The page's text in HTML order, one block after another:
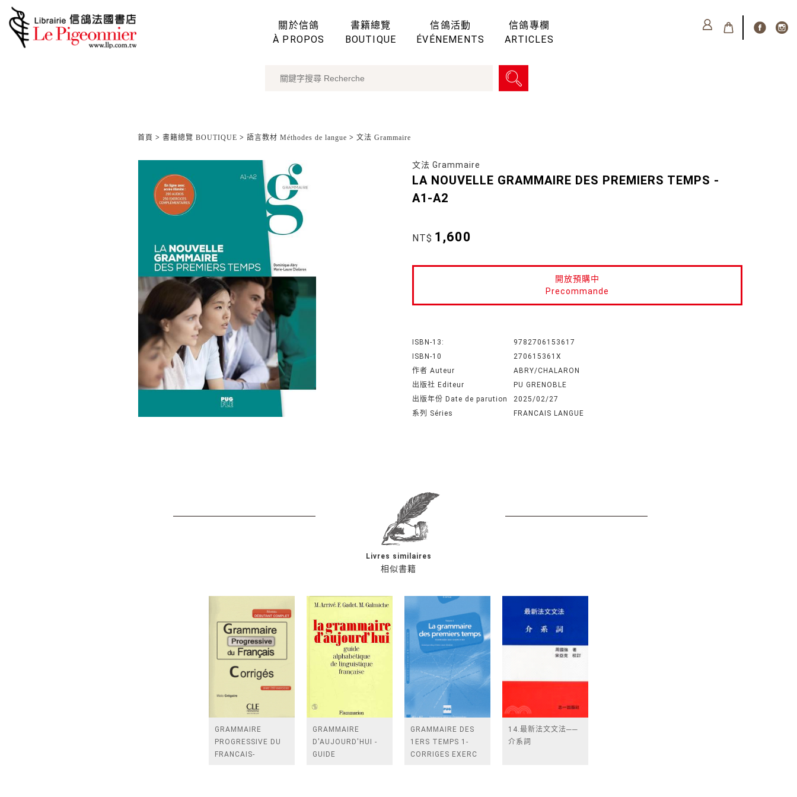
關於信鴿
À PROPOS
書籍總覽
BOUTIQUE
信鴿活動
ÉVÉNEMENTS
信鴿專欄
ARTICLES
首頁 > 書籍總覽 BOUTIQUE > 語言教材 Méthodes de langue > 文法 Grammaire
文法 Grammaire
LA NOUVELLE GRAMMAIRE DES PREMIERS TEMPS -
A1-A2
NT$ 1,600
開放預購中
Precommande
ISBN-13:
9782706153617
ISBN-10
270615361X
作者 Auteur
ABRY/CHALARON
出版社 Editeur
PU GRENOBLE
出版年份 Date de parution
2025/02/27
系列 Séries
FRANCAIS LANGUE
相似書籍
Livres similaires
GRAMMAIRE
PROGRESSIVE DU
FRANCAIS-
GRAMMAIRE
D'AUJOURD'HUI -
GUIDE
GRAMMAIRE DES
1ERS TEMPS 1-
CORRIGES EXERC
14.最新法文文法──
介系詞